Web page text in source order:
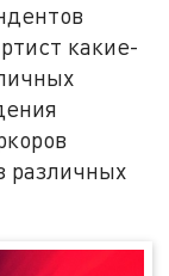
какие-
различных